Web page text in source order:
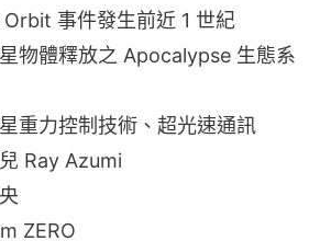
事件發生前近 1 世紀
物體釋放之 Apocalypse 生態系
重力控制技術、超光速通訊
Ray Azumi
ZERO